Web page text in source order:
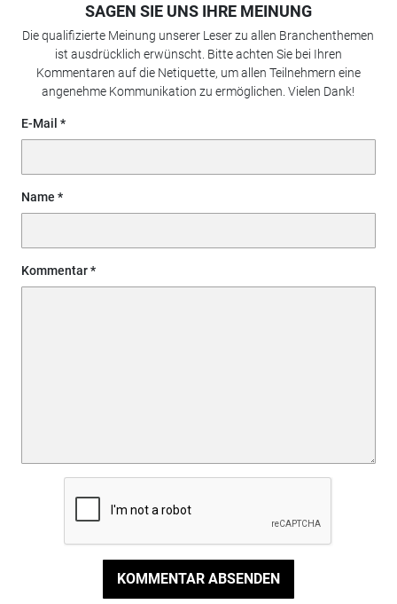
SAGEN SIE UNS IHRE MEINUNG
Die qualifizierte Meinung unserer Leser zu allen Branchenthemen
ist ausdrücklich erwünscht. Bitte achten Sie bei Ihren
Kommentaren auf die Netiquette, um allen Teilnehmern eine
angenehme Kommunikation zu ermöglichen. Vielen Dank!
E-Mail
Name
Kommentar
KOMMENTAR ABSENDEN